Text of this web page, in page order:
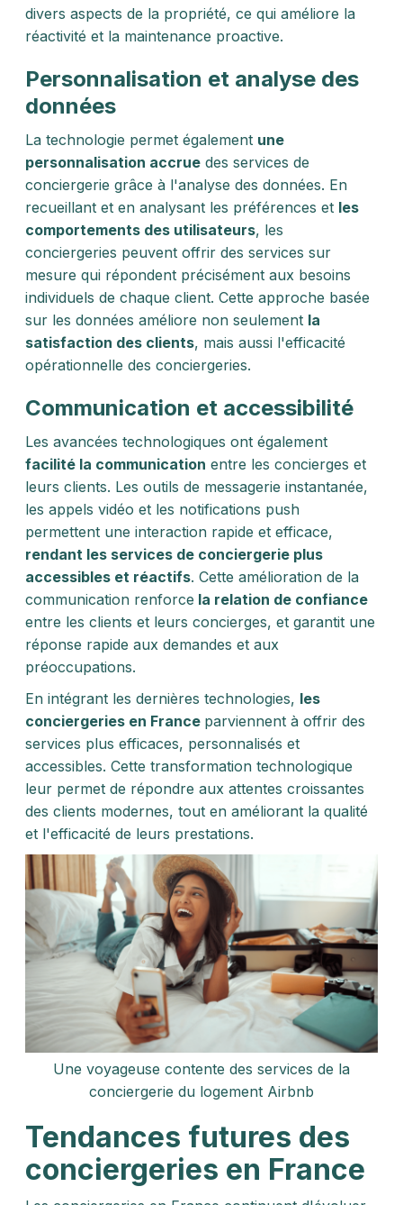
divers aspects de la propriété, ce qui améliore la
réactivité et la maintenance proactive.
Personnalisation et analyse des
données
La technologie permet également une
personnalisation accrue des services de
conciergerie grâce à l'analyse des données. En
recueillant et en analysant les préférences et les
comportements des utilisateurs, les
conciergeries peuvent offrir des services sur
mesure qui répondent précisément aux besoins
individuels de chaque client. Cette approche basée
sur les données améliore non seulement la
satisfaction des clients, mais aussi l'efficacité
opérationnelle des conciergeries.
Communication et accessibilité
Les avancées technologiques ont également
facilité la communication entre les concierges et
leurs clients. Les outils de messagerie instantanée,
les appels vidéo et les notifications push
permettent une interaction rapide et efficace,
rendant les services de conciergerie plus
accessibles et réactifs. Cette amélioration de la
communication renforce la relation de confiance
entre les clients et leurs concierges, et garantit une
réponse rapide aux demandes et aux
préoccupations.
En intégrant les dernières technologies, les
conciergeries en France parviennent à offrir des
services plus efficaces, personnalisés et
accessibles. Cette transformation technologique
leur permet de répondre aux attentes croissantes
des clients modernes, tout en améliorant la qualité
et l'efficacité de leurs prestations.
Une voyageuse contente des services de la
conciergerie du logement Airbnb
Tendances futures des
conciergeries en France